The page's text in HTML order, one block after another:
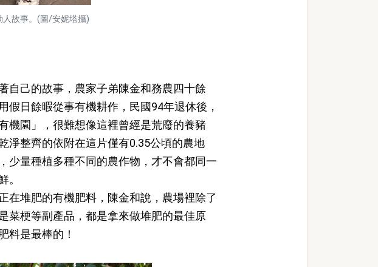
人故事。(圖/安妮塔攝)
己的故事，農家子弟陳金和務農四十餘
日餘暇從事有機耕作，民國94年退休後，
機園」，很難想像這裡曾經是荒廢的養豬
淨整齊的依附在這片僅有0.35公頃的農地
少量種植多種不同的農作物，才不會都同一
。
堆肥的有機肥料，陳金和說，農場裡除了
菜梗等副產品，都是拿來做堆肥的最佳原
料是最棒的！